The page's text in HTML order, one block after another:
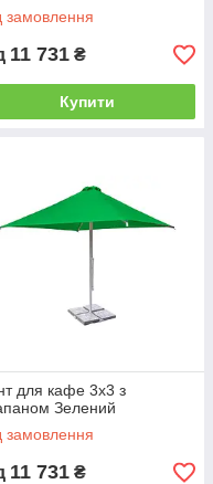
замовлення
11 731 ₴
Купити
для кафе 3х3 з
Зелений
замовлення
11 731 ₴